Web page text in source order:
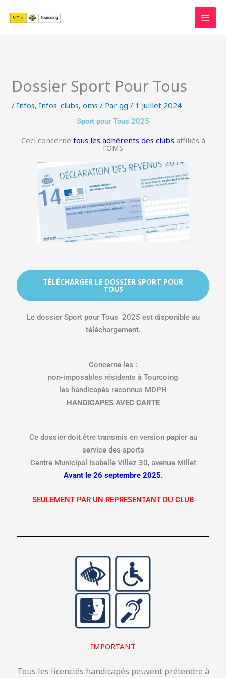
Dossier Sport Pour Tous
/Infos,Infos_clubs,oms / Pargg/ 1 juillet 2024
Sport pour Tous 2025
Ceci concerne tous les adhérents des clubs affiliés à
l’OMS​
TÉLÉCHARGER LE DOSSIER SPORT POUR
TOUS
Le dossier Sport pour Tous 2025 est disponible au
téléchargement.
Concerne les :
non-imposables résidents à Tourcoing
les handicapés reconnus MDPH
HANDICAPES AVEC CARTE
Ce dossier doit être transmis en version papier au
service des sports
Centre Municipal Isabelle Villez 30, avenue Millet
Avant le 26 septembre 2025.
SEULEMENT PAR UN REPRESENTANT DU CLUB
IMPORTANT
Tous les licenciés handicapés peuvent prétendre à